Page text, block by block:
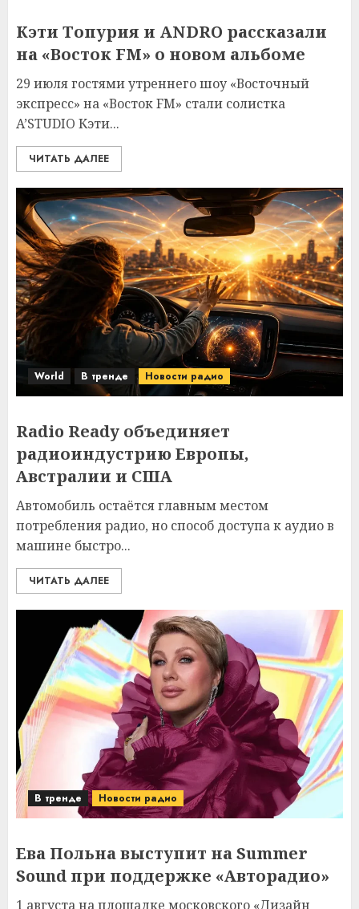
Кэти Топурия и ANDRO рассказали
на «Восток FM» о новом альбоме
29 июля гостями утреннего шоу «Восточный
экспресс» на «Восток FM» стали солистка
A’STUDIO Кэти...
ЧИТАТЬ ДАЛЕЕ
World В тренде Новости радио
Radio Ready объединяет
радиоиндустрию Европы,
Австралии и США
Автомобиль остаётся главным местом
потребления радио, но способ доступа к аудио в
машине быстро...
ЧИТАТЬ ДАЛЕЕ
В тренде Новости радио
Ева Польна выступит на Summer
Sound при поддержке «Авторадио»
1 августа на площадке московского «Дизайн